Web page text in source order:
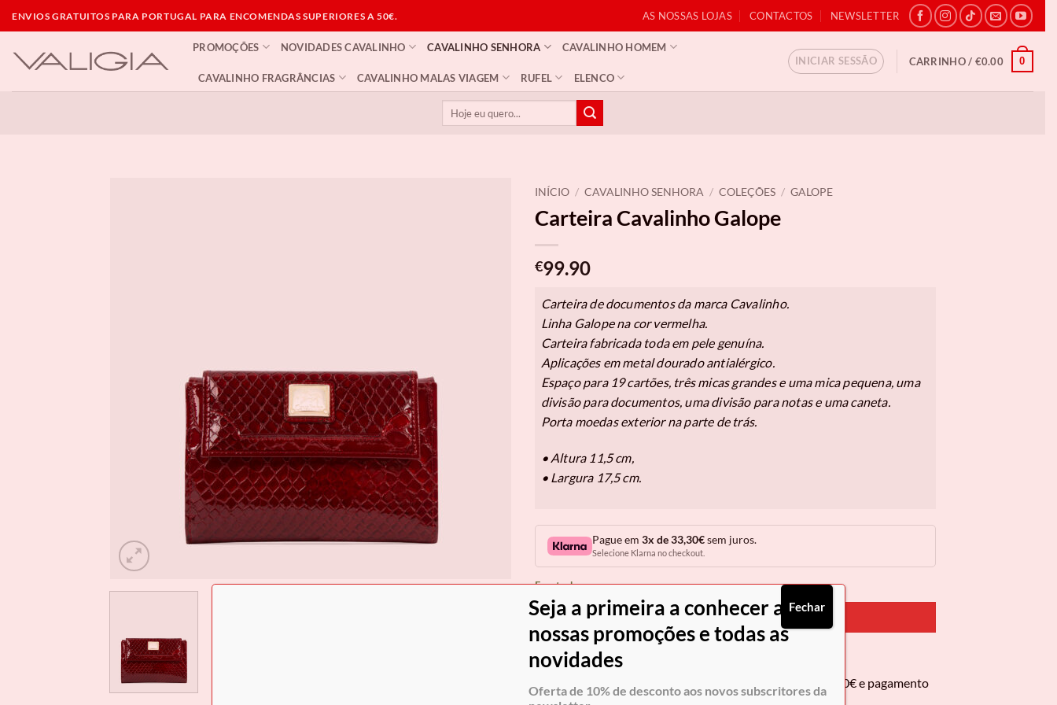
to
content
ENVIOS GRATUITOS PARA PORTUGAL PARA ENCOMENDAS SUPERIORES A 50€. AS NOSSAS LOJAS CONTACTOS NEWSLETTER
PROMOÇÕES NOVIDADES CAVALINHO CAVALINHO SENHORA CAVALINHO HOMEM
CAVALINHO FRAGRÂNCIAS CAVALINHO MALAS VIAGEM RUFEL ELENCO
INICIAR SESSÃO CARRINHO / €0.00 0
INÍCIO / CAVALINHO SENHORA / COLEÇÕES / GALOPE
Carteira Cavalinho Galope
€99.90
Carteira de documentos da marca Cavalinho.
Linha Galope na cor vermelha.
Carteira fabricada toda em pele genuína.
Aplicações em metal dourado antialérgico.
Espaço para 19 cartões, três micas grandes e uma mica pequena, uma
divisão para documentos, uma divisão para notas e uma caneta.
Porta moedas exterior na parte de trás.
• Altura 11,5 cm,
• Largura 17,5 cm.
Pague em 3x de 33,30€sem juros.
Selecione Klarna no checkout.
Em stock
COMPRAR AGORA
Envio grátis para Portugal em encomendas superiores a 50€ e pagamento
Seja a primeira a conhecer as
nossas promoções e todas as
novidades
Oferta de 10% de desconto aos novos subscritores da
Fechar